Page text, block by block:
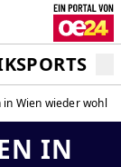
SPORT
Wien wieder
IN